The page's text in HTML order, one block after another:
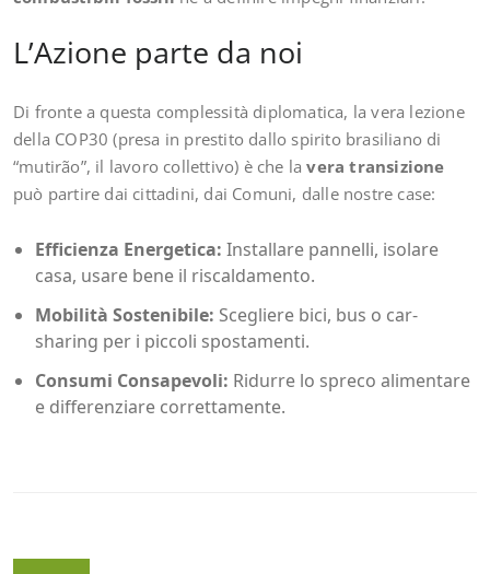
L’Azione parte da noi
Di fronte a questa complessità diplomatica, la vera lezione
della COP30 (presa in prestito dallo spirito brasiliano di
“mutirão”, il lavoro collettivo) è che lavera transizione
può partire dai cittadini, dai Comuni, dalle nostre case:
Efficienza Energetica: Installare pannelli, isolare
casa, usare bene il riscaldamento.
Mobilità Sostenibile: Scegliere bici, bus o car-
sharing per i piccoli spostamenti.
Consumi Consapevoli: Ridurre lo spreco alimentare
e differenziare correttamente.